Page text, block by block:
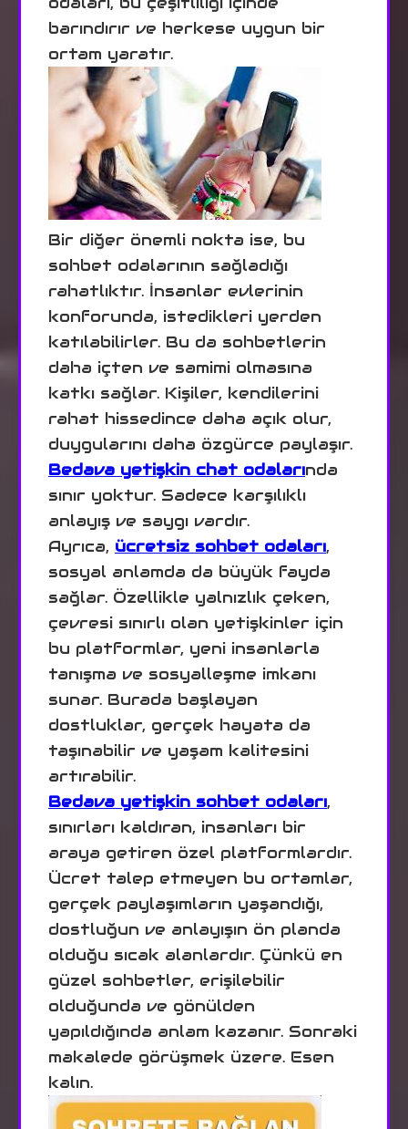
barındırır ve herkese uygun bir
ortam yaratır.
Bir diğer önemli nokta ise, bu
sohbet odalarının sağladığı
rahatlıktır. İnsanlar evlerinin
konforunda, istedikleri yerden
katılabilirler. Bu da sohbetlerin
daha içten ve samimi olmasına
katkı sağlar. Kişiler, kendilerini
rahat hissedince daha açık olur,
duygularını daha özgürce paylaşır.
Bedava yetişkin chat odalarında
sınır yoktur. Sadece karşılıklı
anlayış ve saygı vardır.
Ayrıca, ücretsiz sohbet odaları,
sosyal anlamda da büyük fayda
sağlar. Özellikle yalnızlık çeken,
çevresi sınırlı olan yetişkinler için
bu platformlar, yeni insanlarla
tanışma ve sosyalleşme imkanı
sunar. Burada başlayan
dostluklar, gerçek hayata da
taşınabilir ve yaşam kalitesini
artırabilir.
Bedava yetişkin sohbet odaları,
sınırları kaldıran, insanları bir
araya getiren özel platformlardır.
Ücret talep etmeyen bu ortamlar,
gerçek paylaşımların yaşandığı,
dostluğun ve anlayışın ön planda
olduğu sıcak alanlardır. Çünkü en
güzel sohbetler, erişilebilir
olduğunda ve gönülden
yapıldığında anlam kazanır. Sonraki
makalede görüşmek üzere. Esen
kalın.